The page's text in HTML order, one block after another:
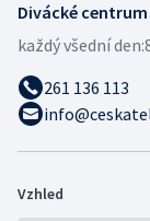
Divácké centrum
každý všední den:
261 136 113
Vzhled